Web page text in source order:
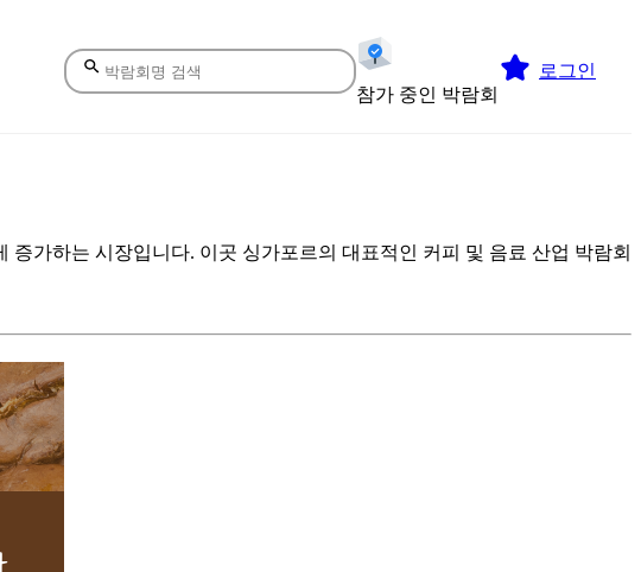
참가 중인 박람회
로그인
가하는 시장입니다. 이곳 싱가포르의 대표적인 커피 및 음료 산업 박람회